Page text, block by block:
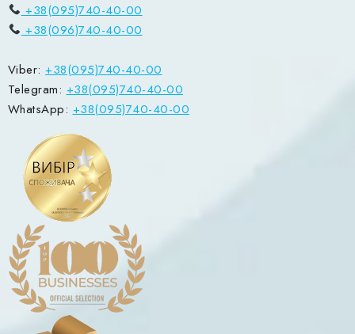
+38(095)740-40-00
+38(096)740-40-00
Viber: +38(095)740-40-00
Telegram: +38(095)740-40-00
WhatsApp: +38(095)740-40-00